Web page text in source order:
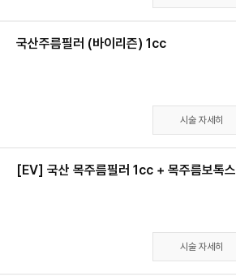
국산주름필러 (바이리즌) 1cc
시술 자세히
[EV] 국산 목주름필러 1cc + 목주름보톡스
시술 자세히